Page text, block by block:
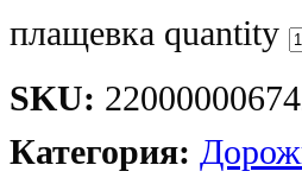
плащевка quantity
SKU:
Категория: